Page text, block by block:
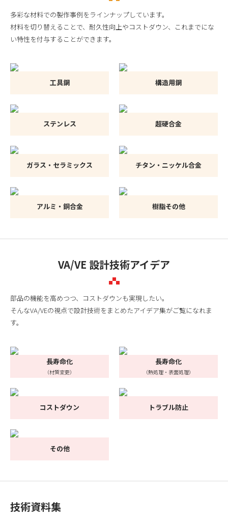
多彩な材料での製作事例をラインナップしています。
材料を切り替えることで、耐久性向上やコストダウン、これまでにな
い特性を付与することができます。
工具鋼 構造用鋼
ステンレス 超硬合金
ガラス・セラミックス チタン・ニッケル合金
アルミ・銅合金 樹脂その他
VA/VE 設計技術アイデア
部品の機能を高めつつ、コストダウンも実現したい。
そんなVA/VEの視点で設計技術をまとめたアイデア集がご覧になれま
す。
長寿命化
（材質変更）
長寿命化
（熱処理・表面処理）
コストダウン トラブル防止
その他
技術資料集